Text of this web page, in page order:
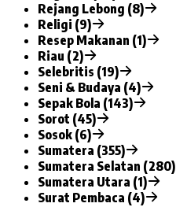
Rejang Lebong (8)
Religi (9)
Resep Makanan (1)
Riau (2)
Selebritis (19)
Seni & Budaya (4)
Sepak Bola (143)
Sorot (45)
Sosok (6)
Sumatera (355)
Sumatera Selatan (280)
Sumatera Utara (1)
Surat Pembaca (4)